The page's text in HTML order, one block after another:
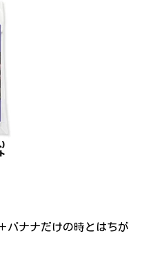
バナナだけの時とはちが